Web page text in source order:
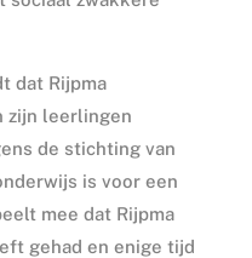
dat Rijpma
zijn leerlingen
de stichting van
is voor een
mee dat Rijpma
gehad en enige tijd